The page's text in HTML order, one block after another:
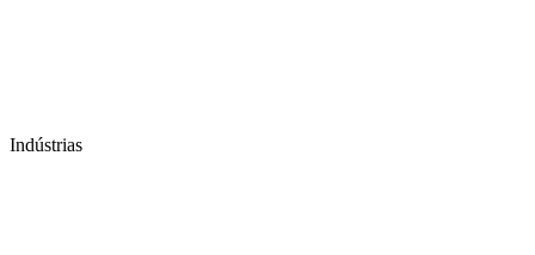
Indústrias